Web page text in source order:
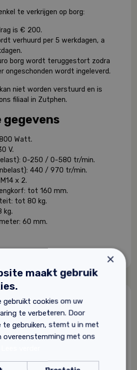
te verkrijgen op borg:
is€ 200.
verhuurd per 5 werkdagen, a
borg wordt teruggestort zodra
ongeschonden wordt ingeleverd.
niet worden verstuurd en is
filiaal in Zutphen.
gegevens
Watt.
V.
0-250 / 0-580 tr/min.
440 / 970 tr/min.
x 2.
tot 160 mm.
tot 80 kg.
kg.
60 mm.
producten
Base S2 met stro,
×
maakt gebruik
gebruikt cookies om uw
te verbeteren. Door
te gebruiken, stemt u in met
overeenstemming met ons